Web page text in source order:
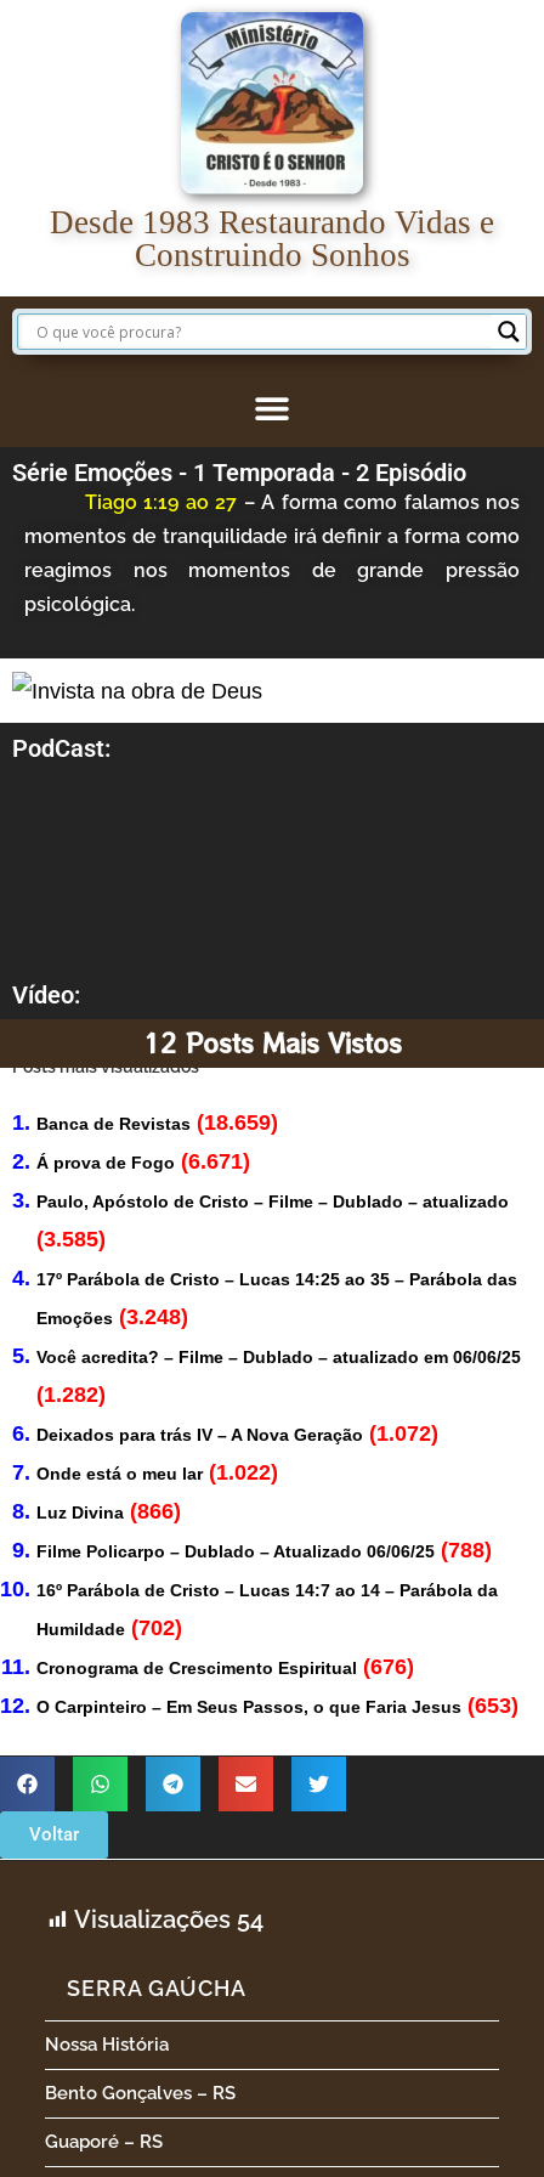
Desde 1983 Restaurando Vidas e
Construindo Sonhos
Série Emoções - 1 Temporada - 2 Episódio
Tiago 1:19 ao 27 – A forma como falamos nos
momentos de tranquilidade irá definir a forma como
reagimos nos momentos de grande pressão
psicológica.
PodCast:
Vídeo:
12 Posts Mais Vistos
Posts mais visualizados
Banca de Revistas (18.659)
Á prova de Fogo (6.671)
Paulo, Apóstolo de Cristo – Filme – Dublado – atualizado
(3.585)
17º Parábola de Cristo – Lucas 14:25 ao 35 – Parábola das
Emoções (3.248)
Você acredita? – Filme – Dublado – atualizado em 06/06/25
(1.282)
Deixados para trás IV – A Nova Geração (1.072)
Onde está o meu lar (1.022)
Luz Divina (866)
Filme Policarpo – Dublado – Atualizado 06/06/25 (788)
16º Parábola de Cristo – Lucas 14:7 ao 14 – Parábola da
Humildade (702)
Cronograma de Crescimento Espiritual (676)
O Carpinteiro – Em Seus Passos, o que Faria Jesus (653)
Voltar
Visualizações 54
SERRA GAÚCHA
Nossa História
Bento Gonçalves – RS
Guaporé – RS